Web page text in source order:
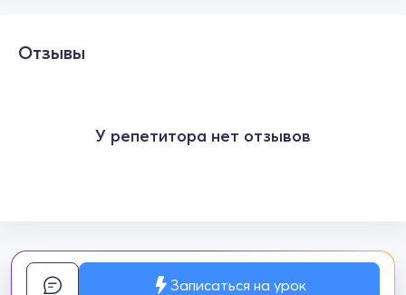
Отзывы
У репетитора нет отзывов
Записаться на урок